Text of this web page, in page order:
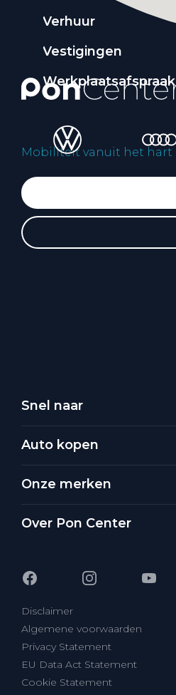
Verhuur
Vestigingen
Werkplaatsafspraak
Mobiliteit vanuit het hart
Snel naar
Auto kopen
Onze merken
Over Pon Center
Disclaimer
Algemene voorwaarden
Privacy Statement
EU Data Act Statement
Cookie Statement